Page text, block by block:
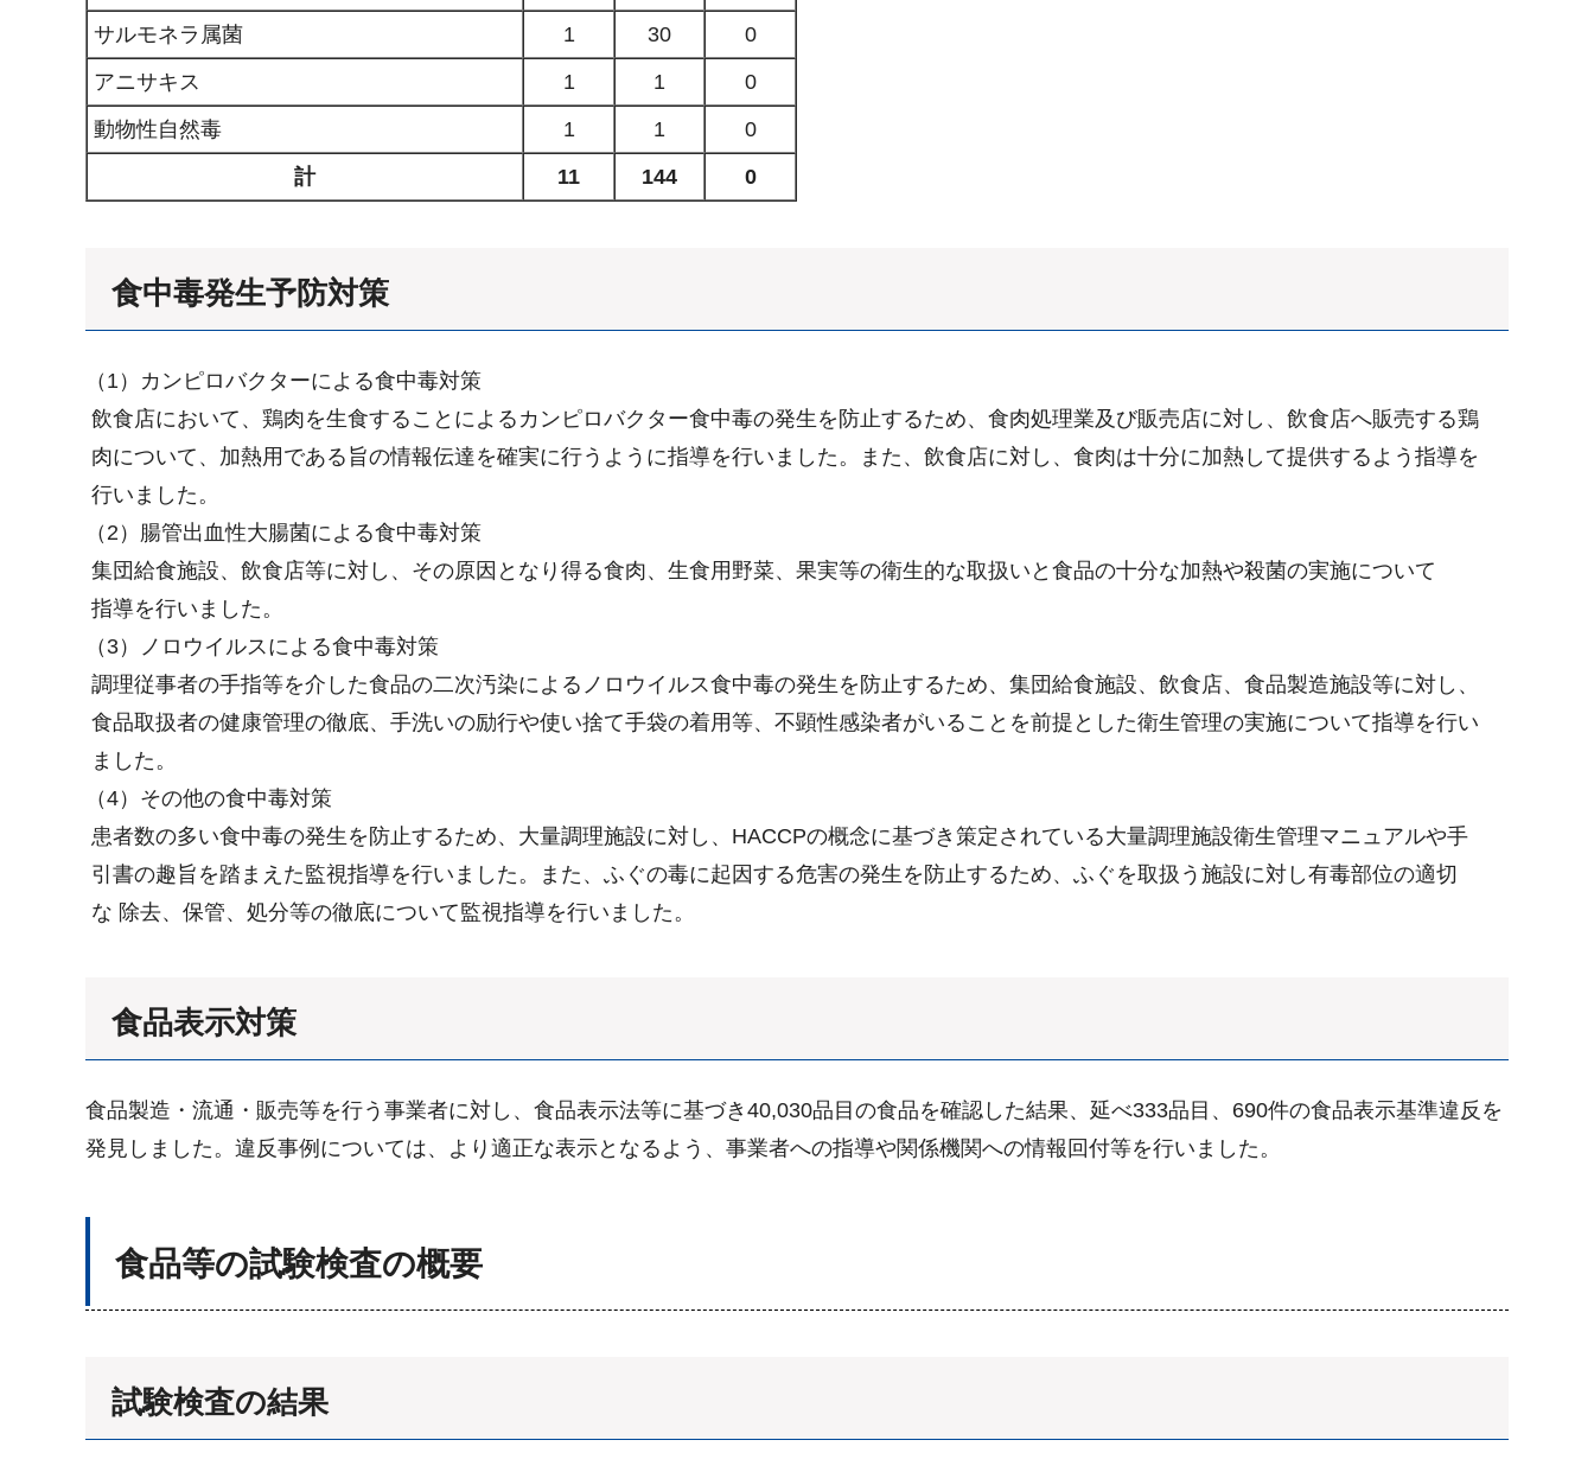
サルモネラ属菌
1 30
0
アニサキス
1 1
0
動物性自然毒
1 1
0
計
11 144 0
食中毒発生予防対策
（1）カンピロバクターによる食中毒対策
飲食店において、鶏肉を生食することによるカンピロバクター食中毒の発生を防止するため、食肉処理業及び販売店に対し、飲食店へ販売する鶏
肉について、加熱用である旨の情報伝達を確実に行うように指導を行いました。また、飲食店に対し、食肉は十分に加熱して提供するよう指導を
行いました。
（2）腸管出血性大腸菌による食中毒対策
集団給食施設、飲食店等に対し、その原因となり得る食肉、生食用野菜、果実等の衛生的な取扱いと食品の十分な加熱や殺菌の実施について
指導を行いました。
（3）ノロウイルスによる食中毒対策
調理従事者の手指等を介した食品の二次汚染によるノロウイルス食中毒の発生を防止するため、集団給食施設、飲食店、食品製造施設等に対し、
食品取扱者の健康管理の徹底、手洗いの励行や使い捨て手袋の着用等、不顕性感染者がいることを前提とした衛生管理の実施について指導を行い
ました。
（4）その他の食中毒対策
患者数の多い食中毒の発生を防止するため、大量調理施設に対し、HACCPの概念に基づき策定されている大量調理施設衛生管理マニュアルや手
引書の趣旨を踏まえた監視指導を行いました。また、ふぐの毒に起因する危害の発生を防止するため、ふぐを取扱う施設に対し有毒部位の適切
な 除去、保管、処分等の徹底について監視指導を行いました。
食品表示対策
食品製造・流通・販売等を行う事業者に対し、食品表示法等に基づき40,030品目の食品を確認した結果、延べ333品目、690件の食品表示基準違反を
発見しました。違反事例については、より適正な表示となるよう、事業者への指導や関係機関への情報回付等を行いました。
食品等の試験検査の概要
試験検査の結果